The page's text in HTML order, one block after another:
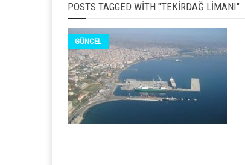
POSTS TAGGED WITH "TEKIRDAĞ LIMANI"
GÜNCEL